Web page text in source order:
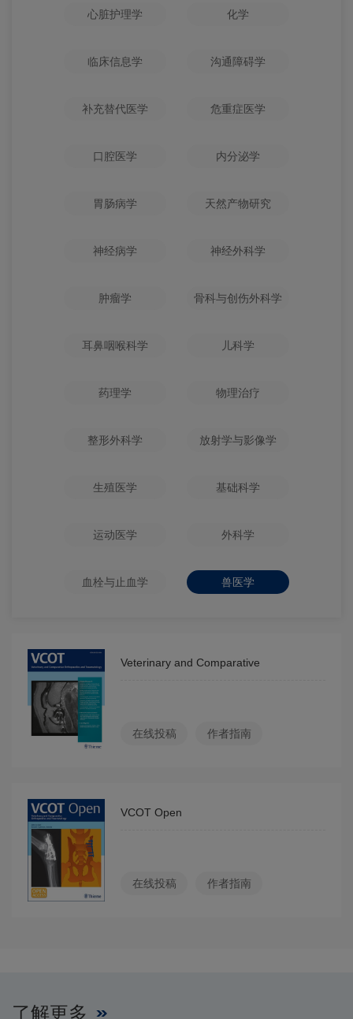
心脏护理学 化学
临床信息学 沟通障碍学
补充替代医学 危重症医学
口腔医学 内分泌学
胃肠病学 天然产物研究
神经病学 神经外科学
肿瘤学 骨科与创伤外科学
耳鼻咽喉科学 儿科学
药理学 物理治疗
整形外科学 放射学与影像学
生殖医学 基础科学
运动医学 外科学
血栓与止血学 兽医学
Veterinary and Comparative
在线投稿 作者指南
VCOT Open
在线投稿 作者指南
了解更多